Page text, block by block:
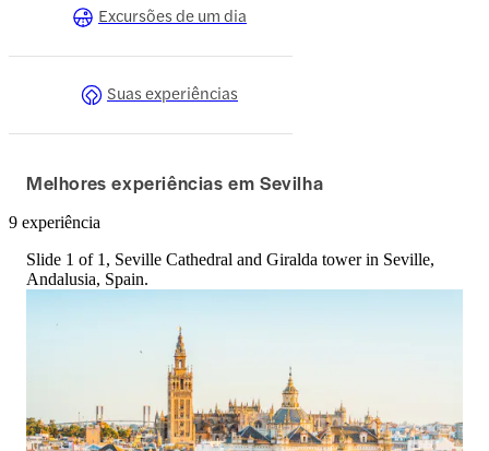
Excursões de um dia
Suas experiências
Melhores experiências em Sevilha
9 experiência
Slide 1 of 1, Seville Cathedral and Giralda tower in Seville,
Andalusia, Spain.